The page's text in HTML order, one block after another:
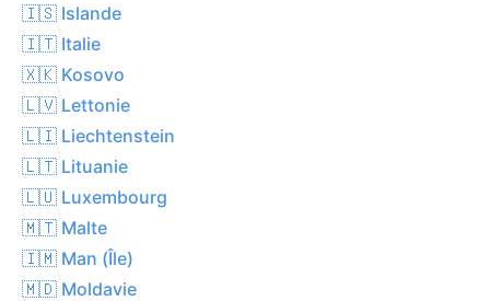
🇮🇸 Islande
🇮🇹 Italie
🇽🇰 Kosovo
🇱🇻 Lettonie
🇱🇮 Liechtenstein
🇱🇹 Lituanie
🇱🇺 Luxembourg
🇲🇹 Malte
🇮🇲 Man (Île)
🇲🇩 Moldavie